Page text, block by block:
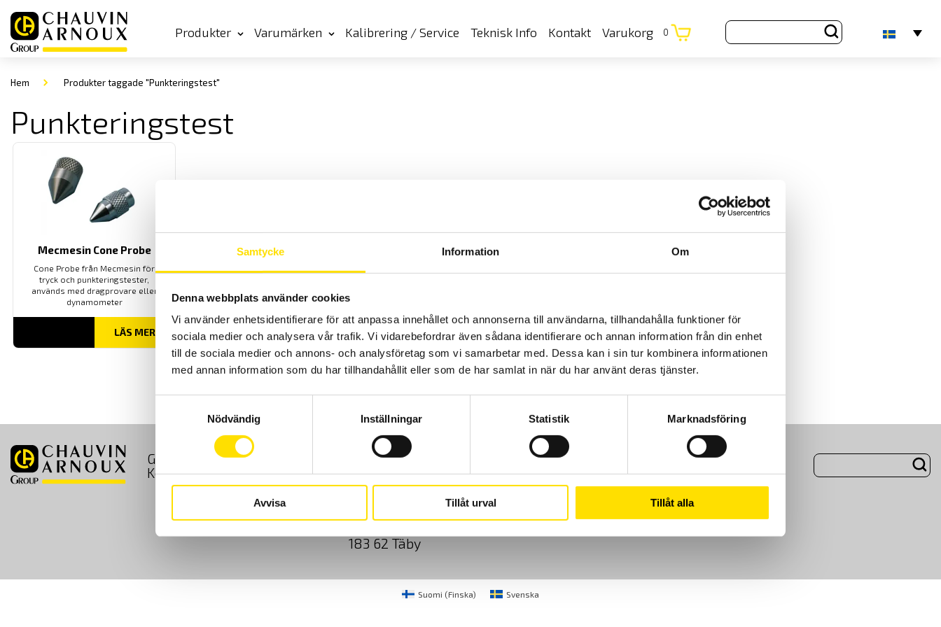
Samtycke Information Om
Denna webbplats använder cookies
Vi använder enhetsidentifierare för att anpassa innehållet och annonserna till användarna, tillhandahålla funktioner för
sociala medier och analysera vår trafik. Vi vidarebefordrar även sådana identifierare och annan information från din enhet
till de sociala medier och annons- och analysföretag som vi samarbetar med. Dessa kan i sin tur kombinera informationen
med annan information som du har tillhandahållit eller som de har samlat in när du har använt deras tjänster.
Nödvändig
Inställningar Statistik Marknadsföring
Avvisa Tillåt urval Tillåt alla
Produkter Varumärken Kalibrering / Service Teknisk Info Kontakt Varukorg 0
Hem Produkter taggade "Punkteringstest"
Punkteringstest
Mecmesin Cone Probe
Cone Probe från Mecmesin för
tryck och punkteringstester,
används med dragprovare eller
dynamometer
LÄS MER
GDPR Köpvillkor Cookies Kundundersökning
Om Oss
Kontakt
Sjöflygvägen 35
183 62 Täby
08-50 52 68 00
info@camatsystem.com
Suomi (Finska) Svenska